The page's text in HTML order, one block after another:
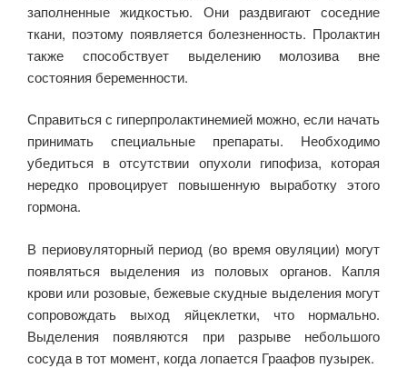
заполненные жидкостью. Они раздвигают соседние
ткани, поэтому появляется болезненность. Пролактин
также способствует выделению молозива вне
состояния беременности.
Справиться с гиперпролактинемией можно, если начать
принимать специальные препараты. Необходимо
убедиться в отсутствии опухоли гипофиза, которая
нередко провоцирует повышенную выработку этого
гормона.
В периовуляторный период (во время овуляции) могут
появляться выделения из половых органов. Капля
крови или розовые, бежевые скудные выделения могут
сопровождать выход яйцеклетки, что нормально.
Выделения появляются при разрыве небольшого
сосуда в тот момент, когда лопается Граафов пузырек.